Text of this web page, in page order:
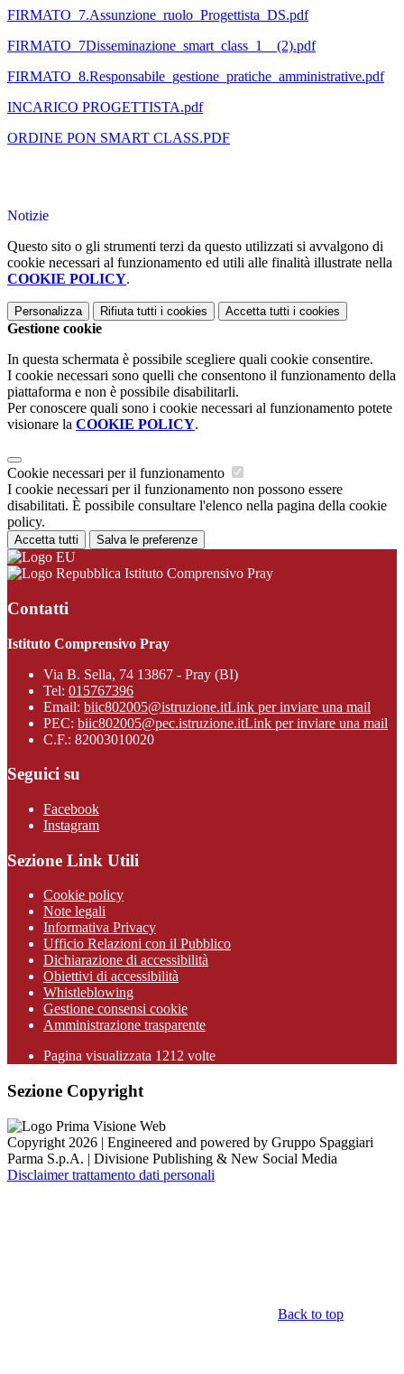
FIRMATO_7.Assunzione_ruolo_Progettista_DS.pdf
FIRMATO_7Disseminazione_smart_class_1__(2).pdf
FIRMATO_8.Responsabile_gestione_pratiche_amministrative.pdf
INCARICO PROGETTISTA.pdf
ORDINE PON SMART CLASS.PDF
Notizie
Questo sito o gli strumenti terzi da questo utilizzati si avvalgono di
cookie necessari al funzionamento ed utili alle finalità illustrate nella
COOKIE POLICY.
Personalizza Rifiuta tutti i cookies Accetta tutti i cookies
Gestione cookie
In questa schermata è possibile scegliere quali cookie consentire.
I cookie necessari sono quelli che consentono il funzionamento della
piattaforma e non è possibile disabilitarli.
Per conoscere quali sono i cookie necessari al funzionamento potete
visionare la COOKIE POLICY.
Cookie necessari per il funzionamento
I cookie necessari per il funzionamento non possono essere
disabilitati. È possibile consultare l'elenco nella pagina della cookie
policy.
Accetta tutti Salva le preferenze
Istituto Comprensivo Pray
Contatti
Istituto Comprensivo Pray
Via B. Sella, 74 13867 - Pray (BI)
Tel: 015767396
Email: biic802005@istruzione.itLink per inviare una mail
PEC: biic802005@pec.istruzione.itLink per inviare una mail
C.F.: 82003010020
Seguici su
Facebook
Instagram
Sezione Link Utili
Cookie policy
Note legali
Informativa Privacy
Ufficio Relazioni con il Pubblico
Dichiarazione di accessibilità
Obiettivi di accessibilità
Whistleblowing
Gestione consensi cookie
Amministrazione trasparente
Pagina visualizzata 1212 volte
Sezione Copyright
Copyright 2026 | Engineered and powered by Gruppo Spaggiari
Parma S.p.A. | Divisione Publishing & New Social Media
Disclaimer trattamento dati personali
Back to top